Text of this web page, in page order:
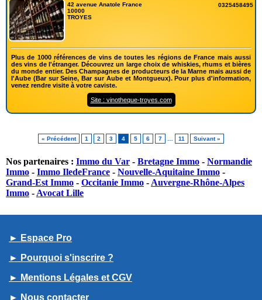
42 avenue Anatole France
10000
TROYES
0325458495
Plus de 1000 références de vins de toutes les régions de France mais aussi
des vins de l'étranger. Découvrez un large choix de whiskies, rhums et bières
du monde entier. Des Champagnes de producteurs de la Marne mais aussi de
l'Aube (Bar sur Seine, Bar sur Aube et Montgueux). Pour plus d'information,
venez rendre visite à votre caviste.
Site : vinotheque-troyes.com
« Précédent 1 2 3 4 5 6 7 11 Suivant »
Nos partenaires : Immo du Var - Bretagne Immo - Normandie
Immo - Immo IledeFrance - Nouvelle-Aquitaine Immo -
Grand-Est Immo - Occitanie Immo - Auvergne-Rhône-Alpes
Immo - Avocat Lille
► Espace Pro
► Pourquoi s'inscrire ?
► Mentions Légales et CGV
► Nous contacter